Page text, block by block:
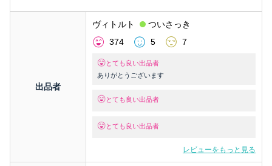
出品者
ヴィトルト
ついさっき
374
5 7
とても良い出品者
ありがとうございます
とても良い出品者
とても良い出品者
レビューをもっと見る